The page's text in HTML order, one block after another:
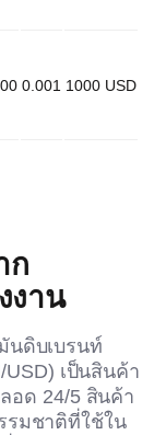
0.001 1000 USD
ก
งาน
ดิบเบรนท์
เป็นสินค้า
ด 24/5 สินค้า
มชาติที่ใช้ใน